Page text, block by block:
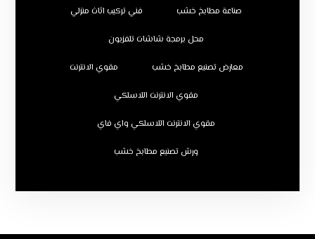
صناعة مطابخ خشب فني تركيب اثاث منزلي
محل برمجة شاشات تلفزيون
معارض تصنيع مطابخ خشب مقوي الانترنت
مقوي الانترنت اللاسلكي
مقوي الانترنت اللاسلكي واي فاي
ورش تصنيع مطابخ خشب